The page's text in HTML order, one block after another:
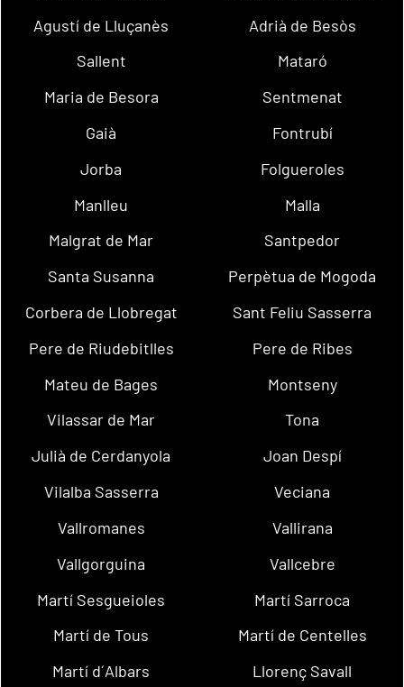
Agustí de Lluçanès
Adrià de Besòs
Sallent
Mataró
Maria de Besora
Sentmenat
Gaià
Fontrubí
Jorba
Folgueroles
Manlleu
Malla
Malgrat de Mar
Santpedor
Santa Susanna
Perpètua de Mogoda
Corbera de Llobregat
Sant Feliu Sasserra
Pere de Riudebitlles
Pere de Ribes
Mateu de Bages
Montseny
Vilassar de Mar
Tona
Julià de Cerdanyola
Joan Despí
Vilalba Sasserra
Veciana
Vallromanes
Vallirana
Vallgorguina
Vallcebre
Martí Sesgueioles
Martí Sarroca
Martí de Tous
Martí de Centelles
Martí d´Albars
Llorenç Savall